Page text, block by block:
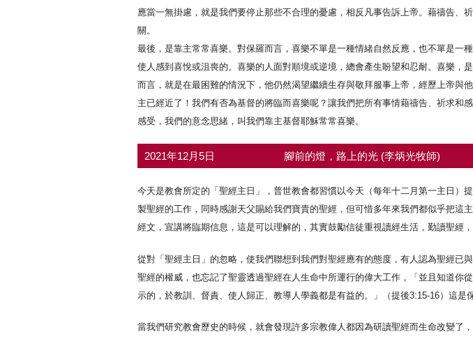
應當一無掛慮，就是我們要停止那些不合理的憂慮，相反凡事告訴上帝。藉禱告
關。
最後，是靠主常常喜樂。對保羅而言，喜樂不單是一種情緒自然反應，也不單是
使人感到喜悅或沮喪的。喜樂的人面對順境或逆境，總會產生盼望和忍耐。喜樂
而言，就是在最困難的情況下，他仍然渴望繼續生存與敬拜服事上帝，經歷上帝與他
主已經近了！我們有否為基督的將臨而喜樂呢？讓我們把所有事情藉禱告、祈求
感受，我們的意念思緒，叫我們靠主基督耶穌常常喜樂。
2021年12月5日 腳前的燈，路上的光 (李炳光牧師)
今天是教會所定的「聖經主日」，普世教會都習慣以今天（每年十二月第一主日
製聖經的工作，同時感謝天父賜給我們寶貴的聖經，但可惜多年來我們都似乎把
經文，宣講將臨期信息，這是可以理解的，其實鼓勵信徒重視讀經生活，勤讀聖經，
從對「聖經主日」的忽略，使我們聯想到我們對聖經應有的態度，有人認為聖經已
聖經的權威，也忘記了聖靈透過聖經在人生命中所運行的偉大工作，「並且知道
示的，於教訓、督責、使人歸正、教導人學義都是有益的。」（提後3:15-16）這是
當我們研究教會歷史的時候，就會發現許多宗教偉人都因為研讀聖經而生命改變了